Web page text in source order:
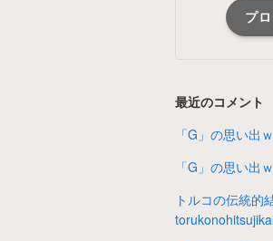
プ
最近のコメント
「G」の思い出ｗ
「G」の思い出ｗ
トルコの伝統的